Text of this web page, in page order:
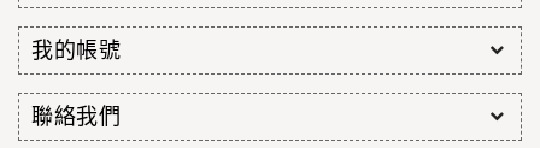
我的帳號
聯絡我們